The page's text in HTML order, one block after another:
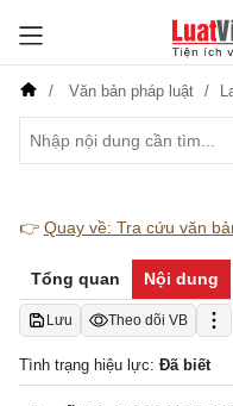
Văn bản pháp luật
👉 Quay về: Tra cứu văn
Tổng quan Nội dung
Lưu Theo dõi VB
Tình trạng hiệu lực: Đã biết